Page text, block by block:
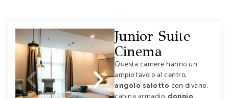
Junior Suite
Cinema
Questa camere hanno un
ampio tavolo al centro,
angolo salotto con divano,